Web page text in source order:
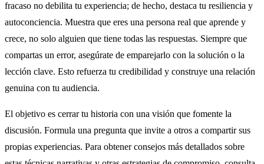
fracaso no debilita tu experiencia; de hecho, destaca tu resiliencia y
autoconciencia. Muestra que eres una persona real que aprende y
crece, no solo alguien que tiene todas las respuestas. Siempre que
compartas un error, asegúrate de emparejarlo con la solución o la
lección clave. Esto refuerza tu credibilidad y construye una relación
genuina con tu audiencia.
El objetivo es cerrar tu historia con una visión que fomente la
discusión. Formula una pregunta que invite a otros a compartir sus
propias experiencias. Para obtener consejos más detallados sobre